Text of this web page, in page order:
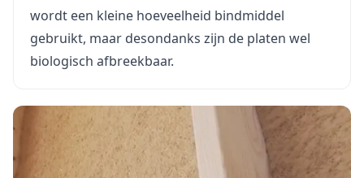
wordt een kleine hoeveelheid bindmiddel
gebruikt, maar desondanks zijn de platen wel
biologisch afbreekbaar.